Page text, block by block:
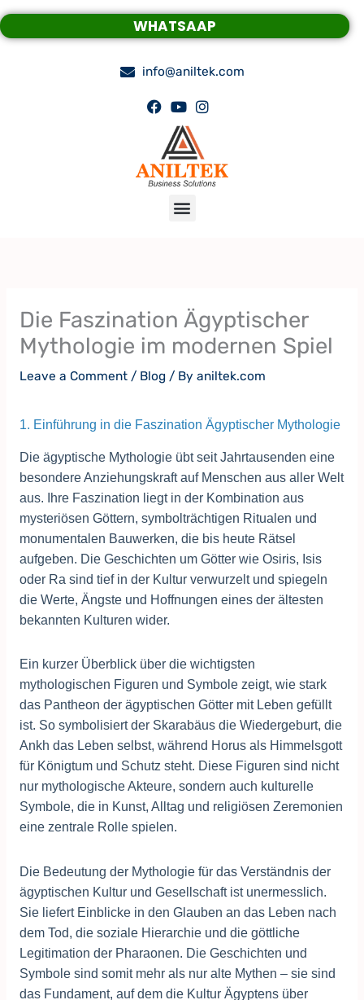
Skip
to
WHATSAAP
info@aniltek.com
Menu
Die Faszination Ägyptischer
Mythologie im modernen Spiel
Leave a Comment / Blog/ By aniltek.com
1. Einführung in die Faszination Ägyptischer Mythologie
Die ägyptische Mythologie übt seit Jahrtausenden eine
besondere Anziehungskraft auf Menschen aus aller Welt
aus. Ihre Faszination liegt in der Kombination aus
mysteriösen Göttern, symbolträchtigen Ritualen und
monumentalen Bauwerken, die bis heute Rätsel
aufgeben. Die Geschichten um Götter wie Osiris, Isis
oder Ra sind tief in der Kultur verwurzelt und spiegeln
die Werte, Ängste und Hoffnungen eines der ältesten
bekannten Kulturen wider.
Ein kurzer Überblick über die wichtigsten
mythologischen Figuren und Symbole zeigt, wie stark
das Pantheon der ägyptischen Götter mit Leben gefüllt
ist. So symbolisiert der Skarabäus die Wiedergeburt, die
Ankh das Leben selbst, während Horus als Himmelsgott
für Königtum und Schutz steht. Diese Figuren sind nicht
nur mythologische Akteure, sondern auch kulturelle
Symbole, die in Kunst, Alltag und religiösen Zeremonien
eine zentrale Rolle spielen.
Die Bedeutung der Mythologie für das Verständnis der
ägyptischen Kultur und Gesellschaft ist unermesslich.
Sie liefert Einblicke in den Glauben an das Leben nach
dem Tod, die soziale Hierarchie und die göttliche
Legitimation der Pharaonen. Die Geschichten und
Symbole sind somit mehr als nur alte Mythen – sie sind
das Fundament, auf dem die Kultur Ägyptens über